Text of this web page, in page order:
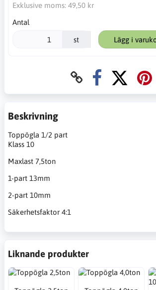
Exklusive moms: 49,50 kr
Antal
st Lägg i
Beskrivning
Toppögla 1/2 part
Klass 10
Maxlast 7,5ton
1-part 13mm
2-part 10mm
Säkerhetsfaktor 4:1
Liknande produkter